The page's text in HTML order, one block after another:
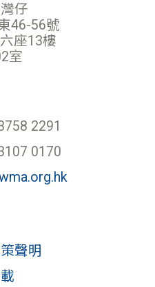
仔
46-56號
座13樓
室
2291
0170
聲明